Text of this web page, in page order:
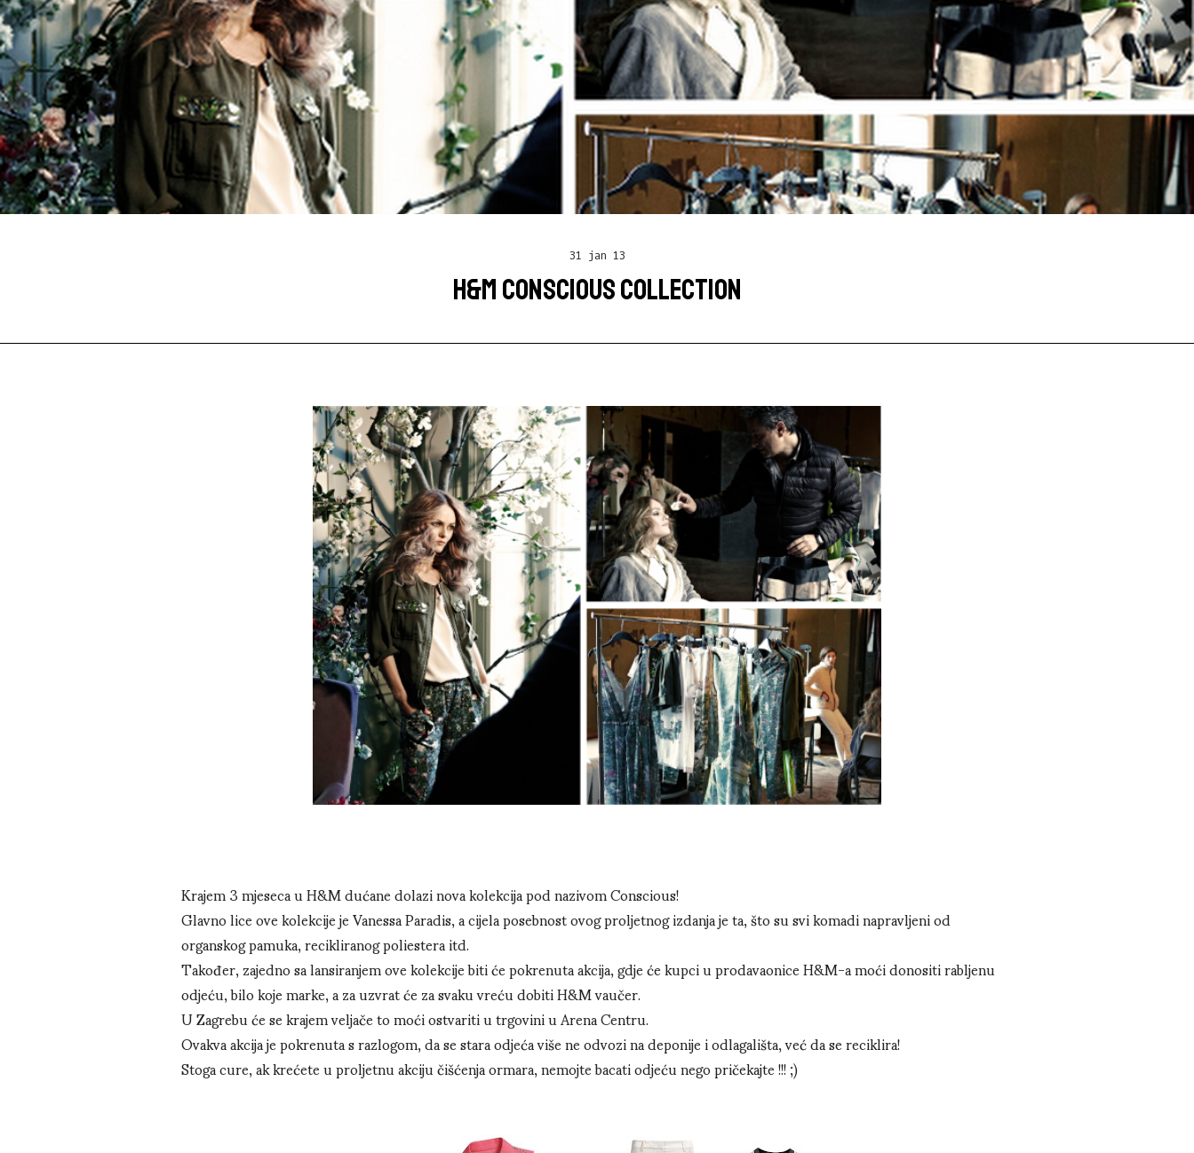
31 jan 13
H&M CONSCIOUS COLLECTION
Krajem 3 mjeseca u H&M dućane dolazi nova kolekcija pod nazivom Conscious!
Glavno lice ove kolekcije je Vanessa Paradis, a cijela posebnost ovog proljetnog izdanja je ta, što su svi komadi napravljeni od
organskog pamuka, recikliranog poliestera itd.
Također, zajedno sa lansiranjem ove kolekcije biti će pokrenuta akcija, gdje će kupci u prodavaonice H&M-a moći donositi rabljenu
odjeću, bilo koje marke, a za uzvrat će za svaku vreću dobiti H&M vaučer.
U Zagrebu će se krajem veljače to moći ostvariti u trgovini u Arena Centru.
Ovakva akcija je pokrenuta s razlogom, da se stara odjeća više ne odvozi na deponije i odlagališta, već da se reciklira!
Stoga cure, ak krećete u proljetnu akciju čišćenja ormara, nemojte bacati odjeću nego pričekajte !!! ;)